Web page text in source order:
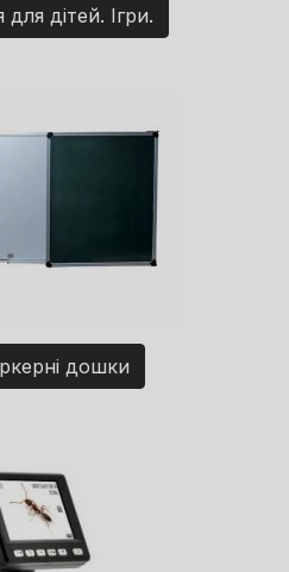
дітей. Ігри.
дошки